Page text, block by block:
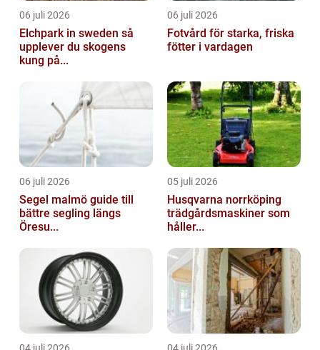
06 juli 2026
Elchpark in sweden så
upplever du skogens
kung på...
06 juli 2026
Fotvård för starka, friska
fötter i vardagen
06 juli 2026
Segel malmö guide till
bättre segling längs
Öresu...
05 juli 2026
Husqvarna norrköping
trädgårdsmaskiner som
håller...